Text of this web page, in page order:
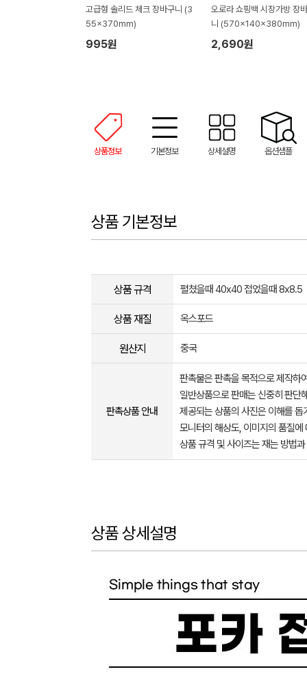
고급형 솔리드 체크 장바구니 (3
55x370mm)
995원
오로라 쇼핑백 시장가방 장
니 (570x140x380mm)
2,690원
상품정보 기본정보 상세설명 옵션샘플
상품 기본정보
상품 규격 펼쳤을때 40x40 접었을때 8x8.5
상품 재질 옥스포드
원산지 중국
판촉상품 안내
판촉물은 판촉을 목적으로 제작하
일반상품으로 판매는 신중히 판단
제공되는 상품의 사진은 이해를
모니터의 해상도, 이미지의 품질
상품 규격 및 사이즈는 재는 방법
상품 상세설명